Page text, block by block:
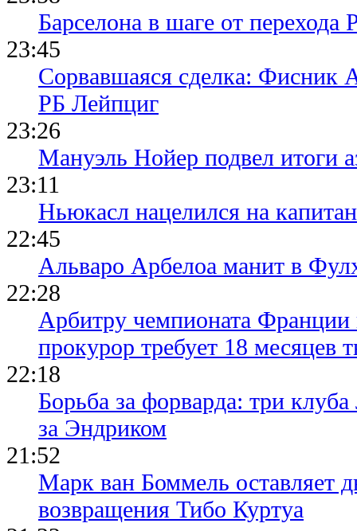
Барселона в шаге от перехода
23:45
Сорвавшаяся сделка: Фисник
РБ Лейпциг
23:26
Мануэль Нойер подвел итоги
23:11
Ньюкасл нацелился на
22:45
Альваро Арбелоа манит в
22:28
Арбитру чемпионата Франции
прокурор требует 18 месяцев
22:18
Борьба за форварда: три
за Эндриком
21:52
Марк ван Боммель оставляет
возвращения Тибо Куртуа